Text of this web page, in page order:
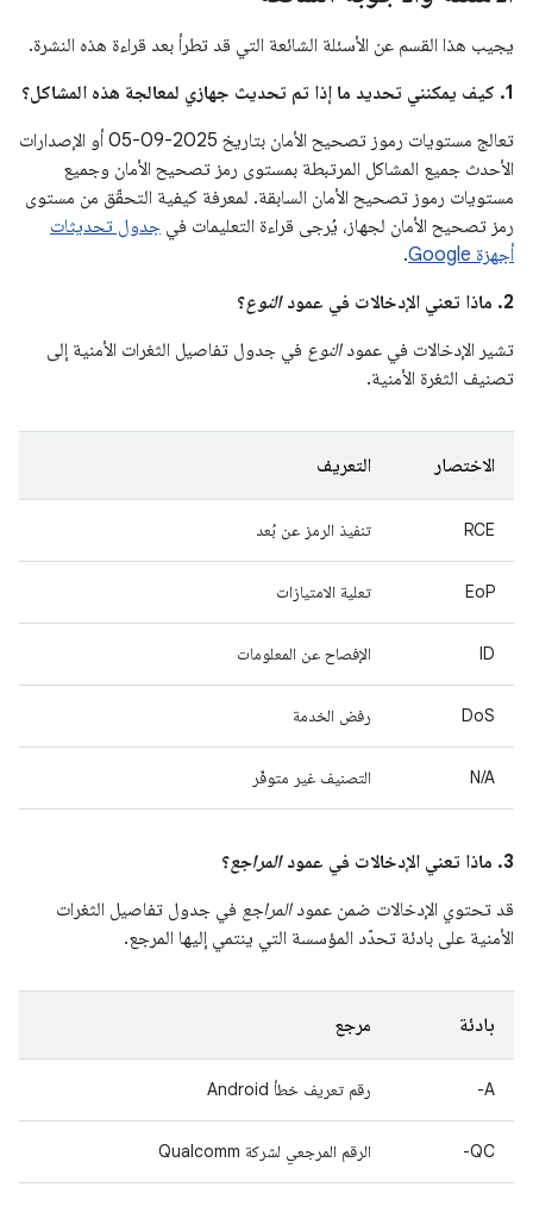
يجيب هذا القسم عن الأسئلة الشائعة التي قد تطرأ بعد قراءة هذه النشرة.
1. كيف يمكنني تحديد ما إذا تم تحديث جهازي لمعالجة هذه المشاكل؟
تعالج مستويات رموز تصحيح الأمان بتاريخ 2025-09-05 أو الإصدارات
الأحدث جميع المشاكل المرتبطة بمستوى رمز تصحيح الأمان وجميع
مستويات رموز تصحيح الأمان السابقة. لمعرفة كيفية التحقّق من مستوى
رمز تصحيح الأمان لجهاز، يُرجى قراءة التعليمات في جدول تحديثات
أجهزة Google
.
2. ماذا تعني الإدخالات في عمود
النوع؟
تشير الإدخالات في عمودالنوع في جدول تفاصيل الثغرات الأمنية إلى
تصنيف الثغرة الأمنية.
الاختصار التعريف
RCE تنفيذ الرمز عن بُعد
EoP تعلية الامتيازات
ID الإفصاح عن المعلومات
DoS رفض الخدمة
N/A التصنيف غير متوفّر
3. ماذا تعني الإدخالات في عمود المراجع؟
قد تحتوي الإدخالات ضمن عمودالمراجع في جدول تفاصيل الثغرات
الأمنية على بادئة تحدّد المؤسسة التي ينتمي إليها المرجع.
بادئة مرجع
A- رقم تعريف خطأ Android
QC- الرقم المرجعي لشركة Qualcomm